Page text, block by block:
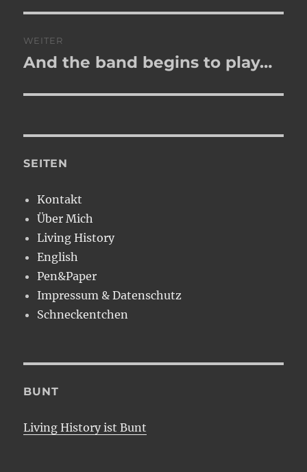
WEITER
Nächster
And the band begins to play…
SEITEN
Kontakt
Über Mich
Living History
English
Pen&Paper
Impressum & Datenschutz
Schneckentchen
BUNT
Living History ist Bunt